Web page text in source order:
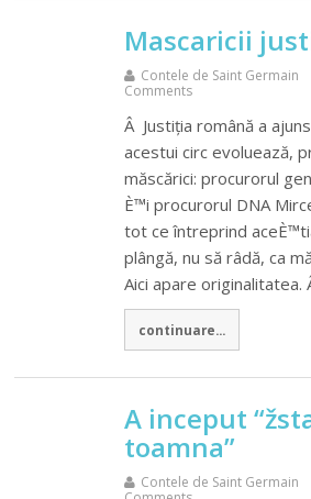
Mascaricii
Contele de Saint Germain
Comments
Â Justiția română a
acestui circ evoluează,
măscărici: procurorul
È™i procurorul DNA
tot ce întreprind
plângă, nu să râdă, ca
Aici apare
continuare...
A inceput
toamna”
Contele de Saint Germain